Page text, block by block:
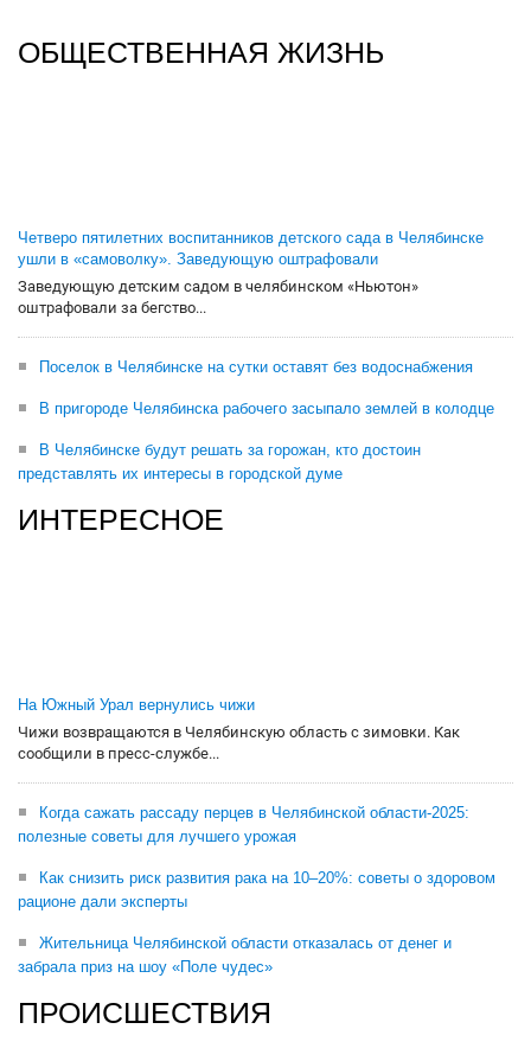
ОБЩЕСТВЕННАЯ ЖИЗНЬ
Четверо пятилетних воспитанников детского сада в Челябинске
ушли в «самоволку». Заведующую оштрафовали
Заведующую детским садом в челябинском «Ньютон»
оштрафовали за бегство...
Поселок в Челябинске на сутки оставят без водоснабжения
В пригороде Челябинска рабочего засыпало землей в колодце
В Челябинске будут решать за горожан, кто достоин
представлять их интересы в городской думе
ИНТЕРЕСНОЕ
На Южный Урал вернулись чижи
Чижи возвращаются в Челябинскую область с зимовки. Как
сообщили в пресс-службе...
Когда сажать рассаду перцев в Челябинской области-2025:
полезные советы для лучшего урожая
Как снизить риск развития рака на 10–20%: советы о здоровом
рационе дали эксперты
Жительница Челябинской области отказалась от денег и
забрала приз на шоу «Поле чудес»
ПРОИСШЕСТВИЯ